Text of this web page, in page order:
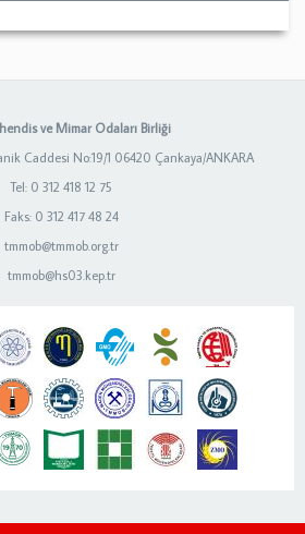
ve Mimar Odaları Birliği
Caddesi No:19/1 06420 Çankaya/ANKARA
Tel: 0 312 418 12 75
Faks: 0 312 417 48 24
tmmob@tmmob.org.tr
tmmob@hs03.kep.tr